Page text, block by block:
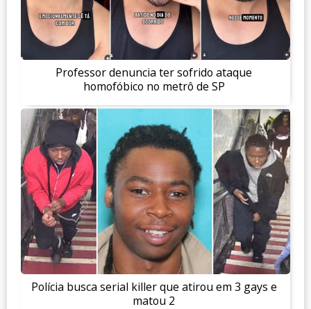
Professor denuncia ter sofrido ataque
homofóbico no metrô de SP
Polícia busca serial killer que atirou em 3 gays e
matou 2